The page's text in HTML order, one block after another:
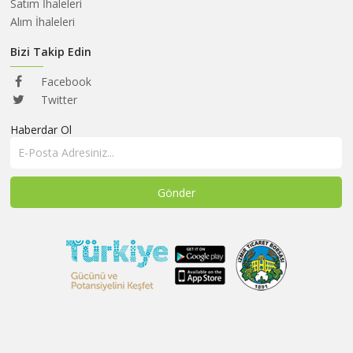
İHALELERİ
ALIM
İHALELERİ
ÜYELER
Satım İhaleleri
Alım İhaleleri
Bizi Takip Edin
Facebook
Twitter
Haberdar Ol